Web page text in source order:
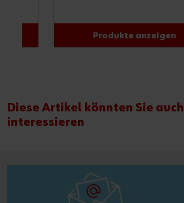
Produkte anzeigen
Diese Artikel könnten Sie auch
interessieren